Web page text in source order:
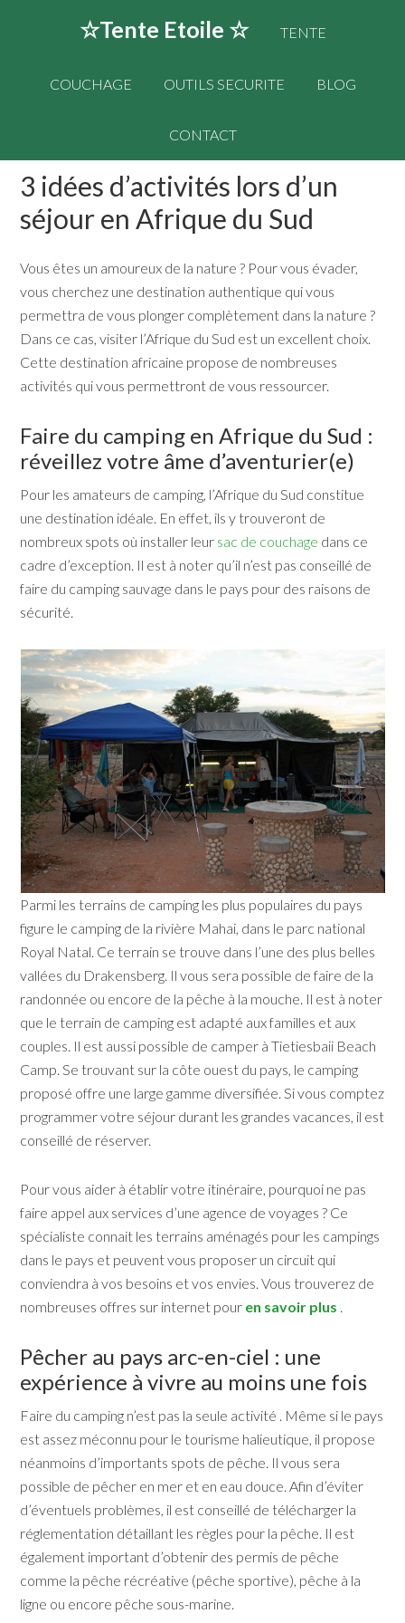
☆Tente Etoile ☆ TENTE
COUCHAGE OUTILS SECURITE BLOG
CONTACT
3 idées d’activités lors d’un
séjour en Afrique du Sud
Vous êtes un amoureux de la nature ? Pour vous évader,
vous cherchez une destination authentique qui vous
permettra de vous plonger complètement dans la nature ?
Dans ce cas, visiter l’Afrique du Sud est un excellent choix.
Cette destination africaine propose de nombreuses
activités qui vous permettront de vous ressourcer.
Faire du camping en Afrique du Sud :
réveillez votre âme d’aventurier(e)
Pour les amateurs de camping, l’Afrique du Sud constitue
une destination idéale. En effet, ils y trouveront de
nombreux spots où installer leur sac de couchage dans ce
cadre d’exception. Il est à noter qu’il n’est pas conseillé de
faire du camping sauvage dans le pays pour des raisons de
sécurité.
Parmi les terrains de camping les plus populaires du pays
figure le camping de la rivière Mahai, dans le parc national
Royal Natal. Ce terrain se trouve dans l’une des plus belles
vallées du Drakensberg. Il vous sera possible de faire de la
randonnée ou encore de la pêche à la mouche. Il est à noter
que le terrain de camping est adapté aux familles et aux
couples. Il est aussi possible de camper à Tietiesbaii Beach
Camp. Se trouvant sur la côte ouest du pays, le camping
proposé offre une large gamme diversifiée. Si vous comptez
programmer votre séjour durant les grandes vacances, il est
conseillé de réserver.
Pour vous aider à établir votre itinéraire, pourquoi ne pas
faire appel aux services d’une agence de voyages ? Ce
spécialiste connait les terrains aménagés pour les campings
dans le pays et peuvent vous proposer un circuit qui
conviendra à vos besoins et vos envies. Vous trouverez de
nombreuses offres sur internet pour en savoir plus .
Pêcher au pays arc-en-ciel : une
expérience à vivre au moins une fois
Faire du camping n’est pas la seule activité . Même si le pays
est assez méconnu pour le tourisme halieutique, il propose
néanmoins d’importants spots de pêche. Il vous sera
possible de pêcher en mer et en eau douce. Afin d’éviter
d’éventuels problèmes, il est conseillé de télécharger la
réglementation détaillant les règles pour la pêche. Il est
également important d’obtenir des permis de pêche
comme la pêche récréative (pêche sportive), pêche à la
ligne ou encore pêche sous-marine.